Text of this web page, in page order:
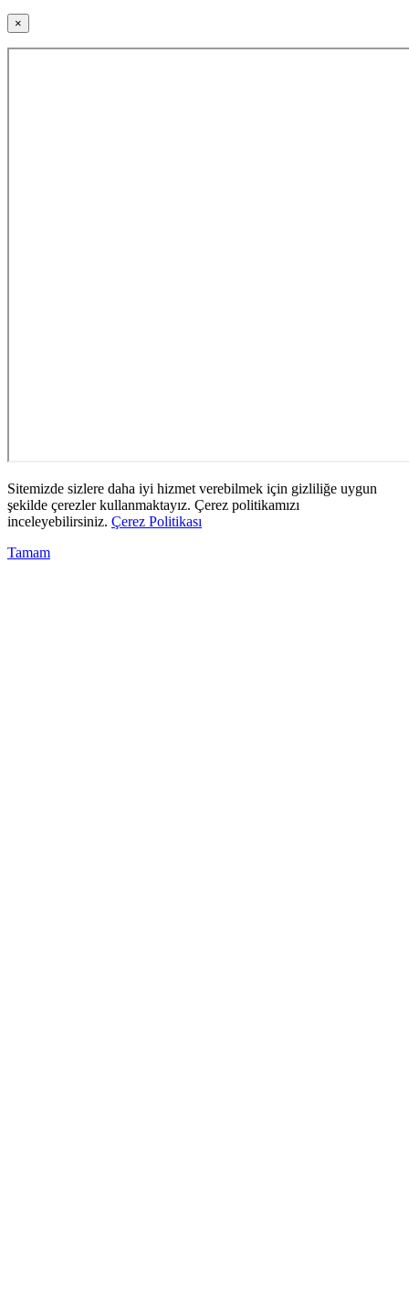
×
Sitemizde sizlere daha iyi hizmet verebilmek için gizliliğe uygun
şekilde çerezler kullanmaktayız. Çerez politikamızı
inceleyebilirsiniz. Çerez Politikası
Tamam